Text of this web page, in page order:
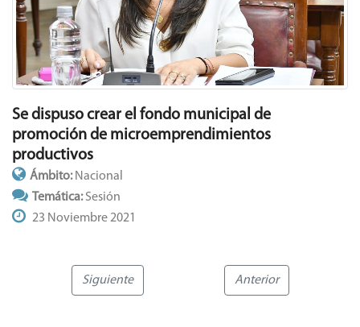
Se dispuso crear el fondo municipal de
promoción de microemprendimientos
productivos
Ámbito: Nacional
Temática:Sesión
23 Noviembre 2021
Siguiente Anterior